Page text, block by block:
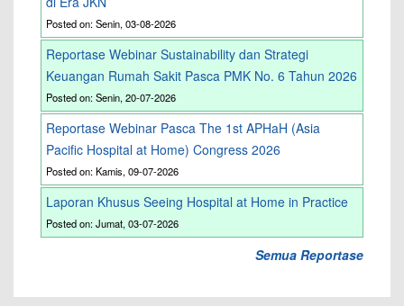
Posted on: Senin, 03-08-2026
Reportase Webinar Sustainability dan Strategi
Keuangan Rumah Sakit Pasca PMK No. 6 Tahun 2026
Posted on: Senin, 20-07-2026
Reportase Webinar Pasca The 1st APHaH (Asia
Pacific Hospital at Home) Congress 2026
Posted on: Kamis, 09-07-2026
Laporan Khusus Seeing Hospital at Home in Practice
Posted on: Jumat, 03-07-2026
Semua Reportase